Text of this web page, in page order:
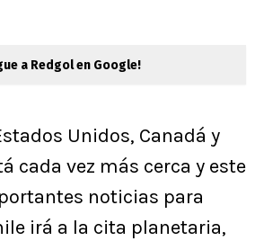
a Redgol en Google!
Unidos, Canadá y
cada vez más cerca y este
noticias para
irá a la cita planetaria,